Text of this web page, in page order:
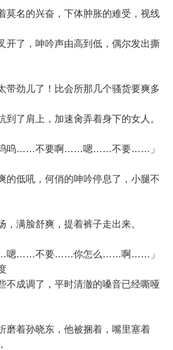
名的兴奋，下体肿胀的难受，视线
开了，呻吟声由高到低，偶尔发出撕
劲儿了！比会所那几个骚货要爽多
到了肩上，加速肏弄着身下的女人。
……不要啊……嗯……不要……」
低吼，何俏的呻吟停息了，小腿不
满脸舒爽，提着裤子走出来。
……不要……你怎么……啊……」
不成调了，平时清澈的嗓音已经嘶哑
着孙晓东，他被捆着，嘴里塞着